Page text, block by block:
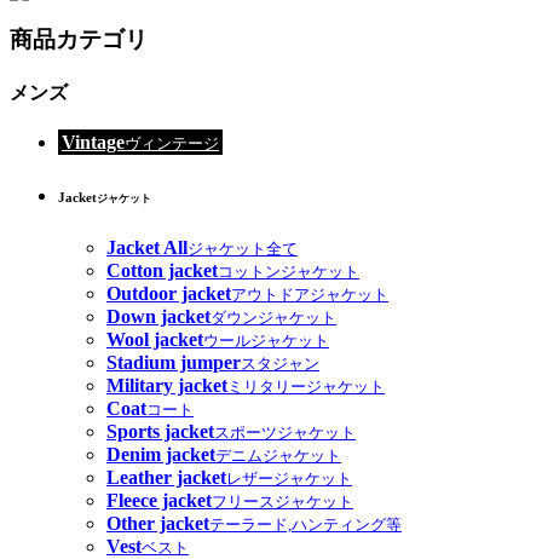
商品カテゴリ
メンズ
Vintageヴィンテージ
Jacketジャケット
Jacket Allジャケット全て
Cotton jacketコットンジャケット
Outdoor jacketアウトドアジャケット
Down jacketダウンジャケット
Wool jacketウールジャケット
Stadium jumperスタジャン
Military jacketミリタリージャケット
Coatコート
Sports jacketスポーツジャケット
Denim jacketデニムジャケット
Leather jacketレザージャケット
Fleece jacketフリースジャケット
Other jacketテーラード,ハンティング等
Vestベスト